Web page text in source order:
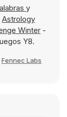
y
Astrology
Winter -
Y8.
Fennec Labs